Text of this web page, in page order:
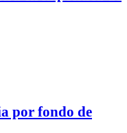
por fondo de